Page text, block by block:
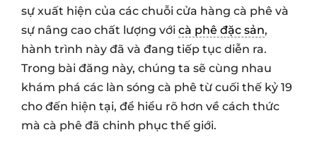
sự xuất hiện của các chuỗi cửa hàng cà phê và
sự nâng cao chất lượng với cà phê đặc sản,
hành trình này đã và đang tiếp tục diễn ra.
Trong bài đăng này, chúng ta sẽ cùng nhau
khám phá các làn sóng cà phê từ cuối thế kỷ 19
cho đến hiện tại, để hiểu rõ hơn về cách thức
mà cà phê đã chinh phục thế giới.